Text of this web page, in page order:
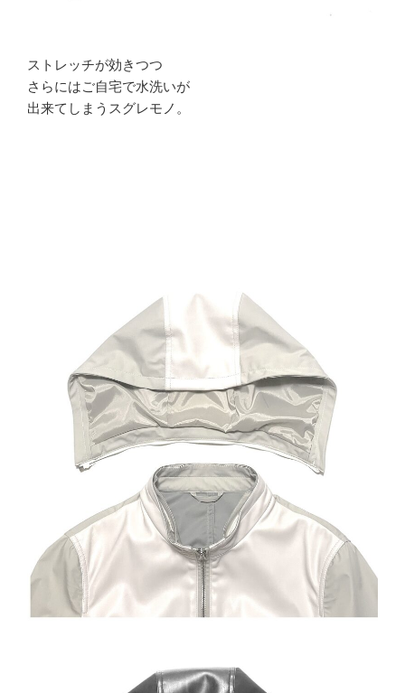
ストレッチが効きつつ
さらにはご自宅で水洗いが
出来てしまうスグレモノ。